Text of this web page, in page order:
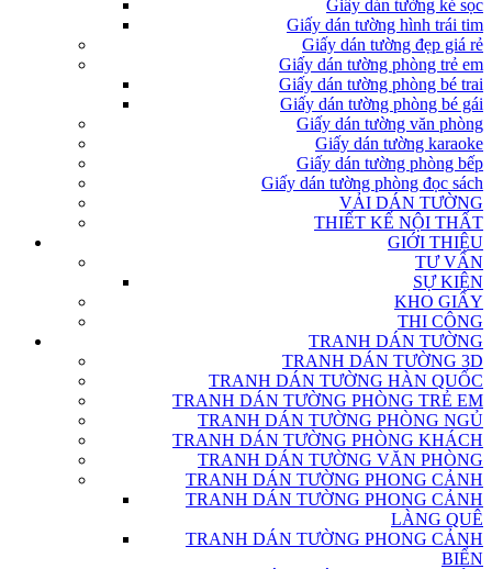
Giấy dán tường kẻ sọc
Giấy dán tường hình trái tim
Giấy dán tường đẹp giá rẻ
Giấy dán tường phòng trẻ em
Giấy dán tường phòng bé trai
Giấy dán tường phòng bé gái
Giấy dán tường văn phòng
Giấy dán tường karaoke
Giấy dán tường phòng bếp
Giấy dán tường phòng đọc sách
VẢI DÁN TƯỜNG
THIẾT KẾ NỘI THẤT
GIỚI THIỆU
TƯ VẤN
SỰ KIỆN
KHO GIẤY
THI CÔNG
TRANH DÁN TƯỜNG
TRANH DÁN TƯỜNG 3D
TRANH DÁN TƯỜNG HÀN QUỐC
TRANH DÁN TƯỜNG PHÒNG TRẺ EM
TRANH DÁN TƯỜNG PHÒNG NGỦ
TRANH DÁN TƯỜNG PHÒNG KHÁCH
TRANH DÁN TƯỜNG VĂN PHÒNG
TRANH DÁN TƯỜNG PHONG CẢNH
TRANH DÁN TƯỜNG PHONG CẢNH
LÀNG QUÊ
TRANH DÁN TƯỜNG PHONG CẢNH
BIỂN